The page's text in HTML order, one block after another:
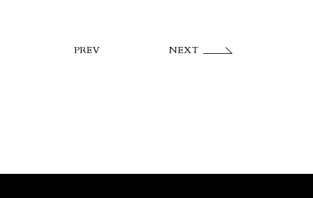
PREV NEXT